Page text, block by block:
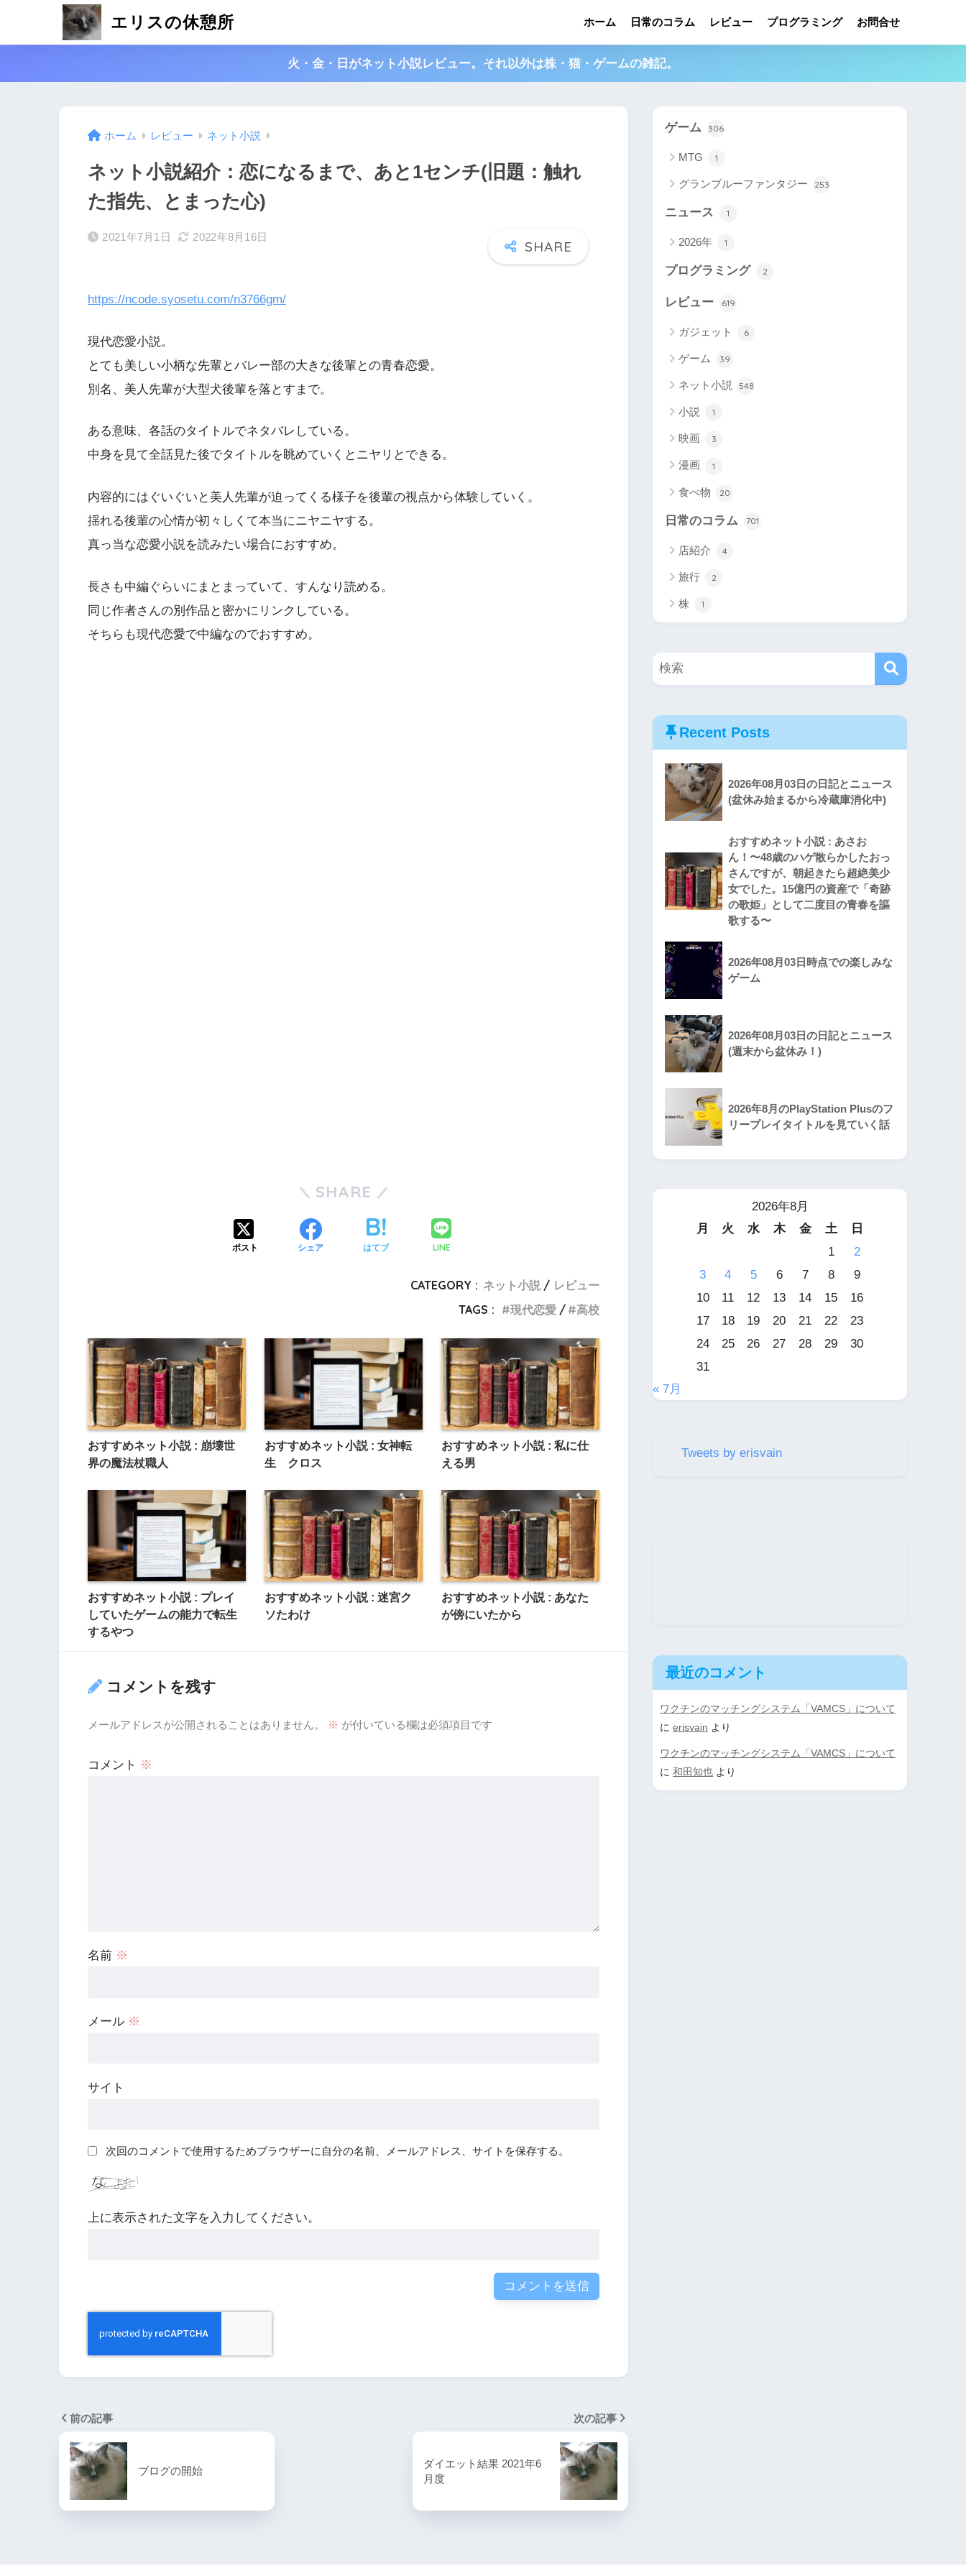
エリスの休憩所 ホーム 日常のコラム レビュー プログラミング お問合せ
火・金・日がネット小説レビュー。それ以外は株・猫・ゲームの雑記。
ホーム レビュー ネット小説
ネット小説紹介：恋になるまで、あと1センチ(旧題：触れ
た指先、とまった心)
2021年7月1日 2022年8月16日
https://ncode.syosetu.com/n3766gm/
現代恋愛小説。
とても美しい小柄な先輩とバレー部の大きな後輩との青春恋愛。
別名、美人先輩が大型犬後輩を落とすまで。
ある意味、各話のタイトルでネタバレしている。
中身を見て全話見た後でタイトルを眺めていくとニヤリとできる。
内容的にはぐいぐいと美人先輩が迫ってくる様子を後輩の視点から体験していく。
揺れる後輩の心情が初々しくて本当にニヤニヤする。
真っ当な恋愛小説を読みたい場合におすすめ。
長さも中編ぐらいにまとまっていて、すんなり読める。
同じ作者さんの別作品と密かにリンクしている。
そちらも現代恋愛で中編なのでおすすめ。
SHARE
ポスト シェア はてブ LINE
CATEGORY : ネット小説
レビュー
TAGS :
現代恋愛 高校
おすすめネット小説 : 崩壊世
界の魔法杖職人
おすすめネット小説 : 女神転
生 クロス
おすすめネット小説 : 私に仕
える男
おすすめネット小説 : プレイ
していたゲームの能力で転生
するやつ
おすすめネット小説 : 迷宮ク
ソたわけ
おすすめネット小説 : あなた
が傍にいたから
コメントを残す
メールアドレスが公開されることはありません。 ※ が付いている欄は必須項目です
コメント ※
名前 ※
メール ※
サイト
次回のコメントで使用するためブラウザーに自分の名前、メールアドレス、サイトを保存する。
上に表示された文字を入力してください。
前の記事
ブログの開始
次の記事
ダイエット結果 2021年6
月度
ゲーム 306
MTG 1
グランブルーファンタジー 253
ニュース 1
2026年 1
プログラミング 2
レビュー 619
ガジェット 6
ゲーム 39
ネット小説 548
小説 1
映画 3
漫画 1
食べ物 20
日常のコラム 701
店紹介 4
旅行 2
株 1
Recent Posts
2026年08月03日の日記とニュース
(盆休み始まるから冷蔵庫消化中)
おすすめネット小説 : あさお
ん！〜48歳のハゲ散らかしたおっ
さんですが、朝起きたら超絶美少
女でした。15億円の資産で「奇跡
の歌姫」として二度目の青春を謳
歌する〜
2026年08月03日時点での楽しみな
ゲーム
2026年08月03日の日記とニュース
(週末から盆休み！)
2026年8月のPlayStation Plusのフ
リープレイタイトルを見ていく話
2026年8月
月
火 水 木 金 土
日
1
2
3
4 5 6 7 8
9
10
11 12 13 14 15
16
17
18 19 20 21 22
23
24
25 26 27 28 29
30
31
« 7月
Tweets by erisvain
最近のコメント
ワクチンのマッチングシステム「VAMCS」について
に erisvain より
ワクチンのマッチングシステム「VAMCS」について
に 和田知也 より